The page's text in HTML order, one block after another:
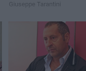
Giuseppe Tarantini